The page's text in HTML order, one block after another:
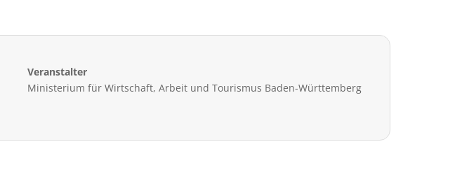
Veranstalter
Ministerium für Wirtschaft, Arbeit und Tourismus Baden-Württemberg